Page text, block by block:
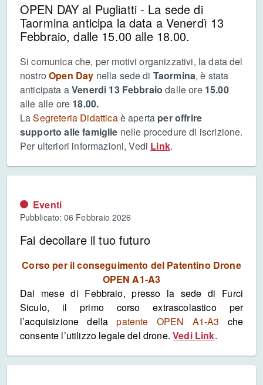
OPEN DAY al Pugliatti - La sede di
Taormina anticipa la data a Venerdì 13
Febbraio, dalle 15.00 alle 18.00.
Si comunica che, per motivi organizzativi, la data del
nostroOpen Day nella sede di Taormina, è stata
anticipata aVenerdi 13 Febbraiodalle ore15.00
alle alle ore 18.00.
LaSegreteria Didatticaè aperta per offrire
supporto alle famiglie nelle procedure di iscrizione.
Per ulteriori informazioni, Vedi Link.
Eventi
Pubblicato: 06 Febbraio 2026
Fai decollare il tuo futuro
Corso per il conseguimento del Patentino Drone
OPEN A1-A3
Dal mese di Febbraio, presso la sede di Furci
Siculo, il primo corso extrascolastico per
l’acquisizione dellapatente OPEN A1-A3 che
consente l’utilizzo legale del drone.Vedi Link.